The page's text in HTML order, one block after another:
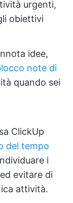
urgenti,
obiettivi
idee,
note di
quando sei
ClickUp
del tempo
i
evitare di
attività.